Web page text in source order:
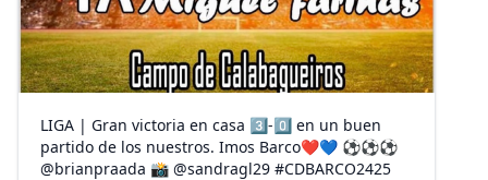
LIGA | Gran victoria en casa 3️⃣-0️⃣ en un buen
partido de los nuestros. Imos Barco❤️💙 ⚽️⚽️⚽️
@brianpraada 📸 @sandragl29 #CDBARCO2425